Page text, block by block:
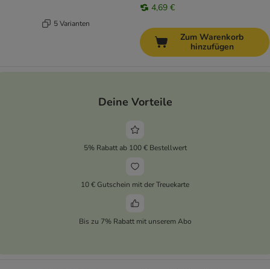
5 Varianten
4,69 €
Zum Warenkorb
hinzufügen
Deine Vorteile
5% Rabatt ab 100 € Bestellwert
10 € Gutschein mit der Treuekarte
Bis zu 7% Rabatt mit unserem Abo